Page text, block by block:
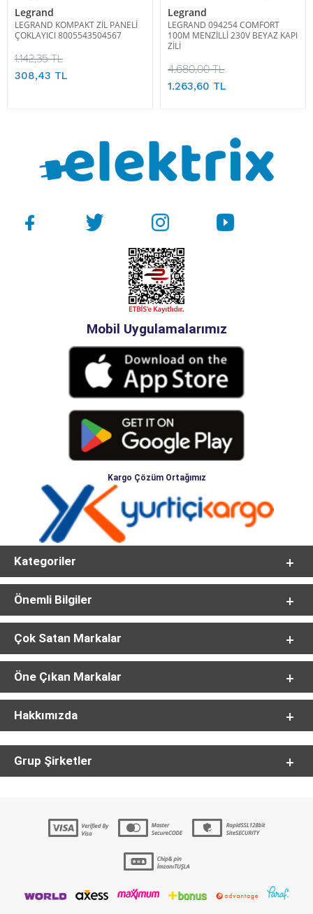
Legrand
LEGRAND KOMPAKT ZİL PANELİ
ÇOKLAYICI 8005543504567
1.142,35 TL
308,43 TL
Legrand
LEGRAND 094254 COMFORT
100M MENZİLLİ 230V BEYAZ KAPI
ZİLİ
4.680,00 TL
1.263,60 TL
Mobil Uygulamalarımız
Kargo Çözüm Ortağımız
Kategoriler
Önemli Bilgiler
Çok Satan Markalar
Öne Çıkan Markalar
Hakkımızda
Grup Şirketler